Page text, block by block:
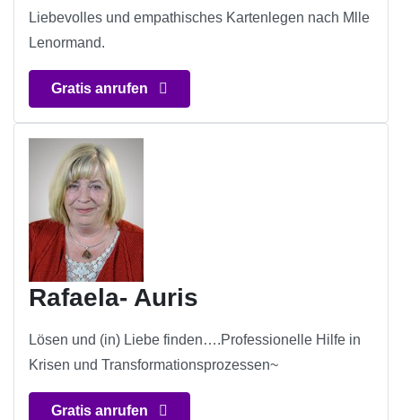
Liebevolles und empathisches Kartenlegen nach Mlle
Lenormand.
Gratis anrufen
Rafaela- Auris
Lösen und (in) Liebe finden….Professionelle Hilfe in
Krisen und Transformationsprozessen~
Gratis anrufen